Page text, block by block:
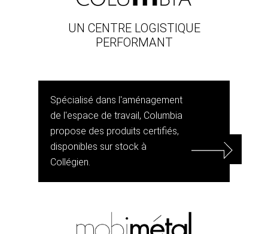
UN CENTRE LOGISTIQUE
PERFORMANT
Spécialisé dans l'aménagement
de l'espace de travail, Columbia
propose des produits certifiés,
disponibles sur stock à
Collégien.